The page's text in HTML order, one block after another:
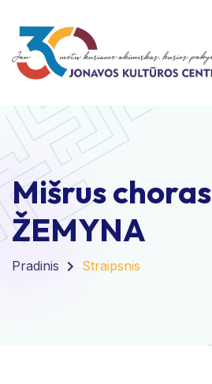
Mišrus choras
ŽEMYNA
Pradinis Straipsnis